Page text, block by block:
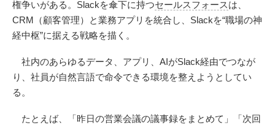
権争いがある。Slackを傘下に持つセールスフォースは、
CRM（顧客管理）と業務アプリを統合し、Slackを“職場の神
経中枢”に据える戦略を描く。
社内のあらゆるデータ、アプリ、AIがSlack経由でつなが
り、社員が自然言語で命令できる環境を整えようとしてい
る。
たとえば、「昨日の営業会議の議事録をまとめて」「次回